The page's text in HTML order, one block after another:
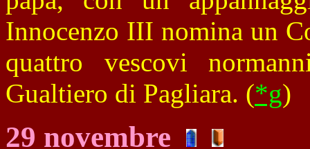
Innocenzo III nomina un
quattro vescovi
Gualtiero di Pagliara. (*g)
29 novembre